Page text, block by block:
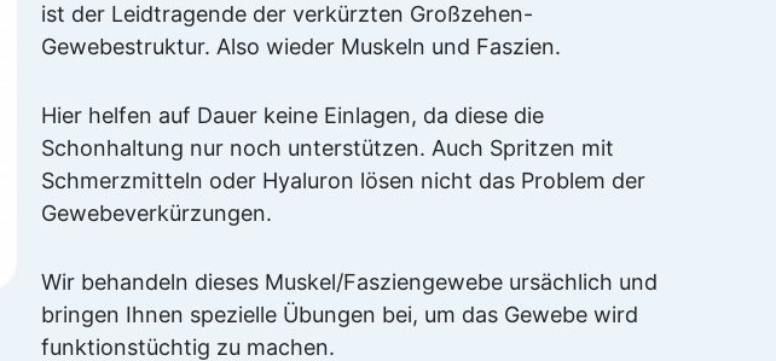
ist der Leidtragende der verkürzten Großzehen-
Gewebestruktur. Also wieder Muskeln und Faszien.
Hier helfen auf Dauer keine Einlagen, da diese die
Schonhaltung nur noch unterstützen. Auch Spritzen mit
Schmerzmitteln oder Hyaluron lösen nicht das Problem der
Gewebeverkürzungen.
Wir behandeln dieses Muskel/Fasziengewebe ursächlich und
bringen Ihnen spezielle Übungen bei, um das Gewebe wird
funktionstüchtig zu machen.